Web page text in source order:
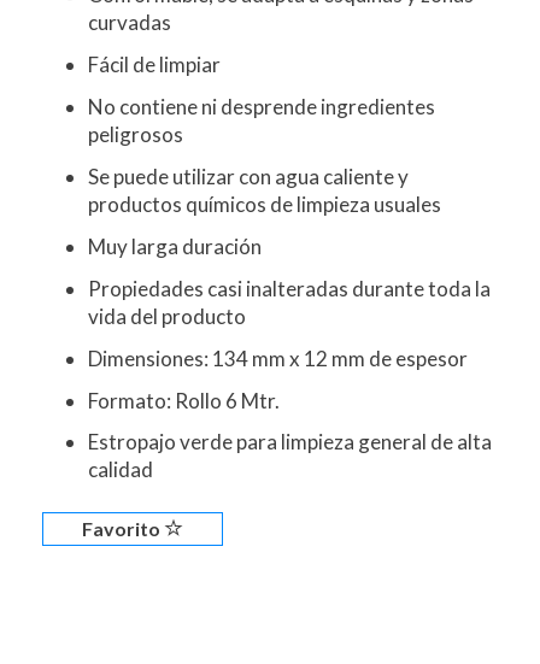
curvadas
Fácil de limpiar
No contiene ni desprende ingredientes
peligrosos
Se puede utilizar con agua caliente y
productos químicos de limpieza usuales
Muy larga duración
Propiedades casi inalteradas durante toda la
vida del producto
Dimensiones: 134 mm x 12 mm de espesor
Formato: Rollo 6 Mtr.
Estropajo verde para limpieza general de alta
calidad
Favorito